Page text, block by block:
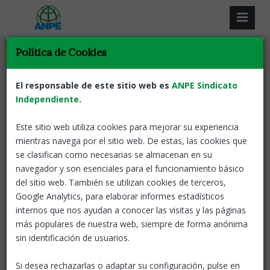
Oposicions 2026: Espai
Personal
05 Mar, 2026 ANPE-Catalunya
Si et presentes a les oposicions que comencen dissabte 7 de
març, ja pots accedir al teu Espai Personal.
Entra-hi i revisa les teves dades.
No oblidis consultar periòdicament els avisos del teu tribunal
(notes, llistes, convocatòries, etc.).
Política de Cookies
El responsable de este sitio web es ANPE Sindicato
Independiente.
Este sitio web utiliza cookies para mejorar su experiencia
mientras navega por el sitio web. De estas, las cookies que
se clasifican como necesarias se almacenan en su
navegador y son esenciales para el funcionamiento básico
del sitio web. También se utilizan cookies de terceros,
Google Analytics, para elaborar informes estadísticos
internos que nos ayudan a conocer las visitas y las páginas
más populares de nuestra web, siempre de forma anónima
sin identificación de usuarios.
Si desea rechazarlas o adaptar su configuración, pulse en